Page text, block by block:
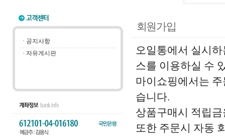
· 공지사항
· 자유게시판
회원가입
오일통에서 실시
스를 이용하실 수
마이쇼핑에서는
습니다.
상품구매시 적립
또한 주문시 자동